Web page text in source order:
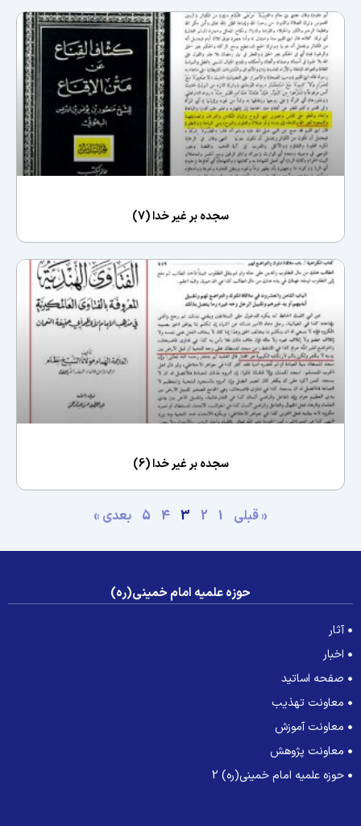
سجده بر غیر خدا (7)
سجده بر غیر خدا (6)
« قبلی بعدی »
حوزه علمیه امام خمینی(ره)
آثار
اخبار
صفحه اساتید
معاونت تهذیب
معاونت آموزش
معاونت پژوهش
حوزه علمیه امام خمینی(ره) 2